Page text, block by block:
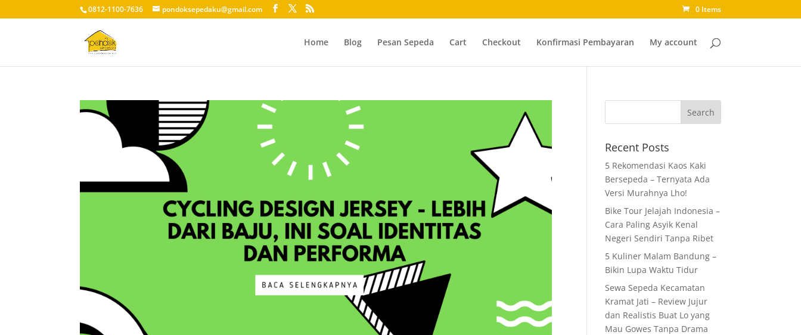
0812-1100-7636 pondoksepedaku@gmail.com 0 Items
Home Blog Pesan Sepeda Cart Checkout Konfirmasi Pembayaran My account
Recent Posts
5 Rekomendasi Kaos Kaki
Bersepeda – Ternyata Ada
Versi Murahnya Lho!
Bike Tour Jelajah Indonesia –
Cara Paling Asyik Kenal
Negeri Sendiri Tanpa Ribet
5 Kuliner Malam Bandung –
Bikin Lupa Waktu Tidur
Sewa Sepeda Kecamatan
Kramat Jati – Review Jujur
dan Realistis Buat Lo yang
Mau Gowes Tanpa Drama